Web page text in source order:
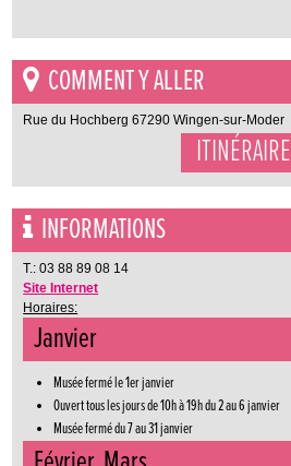
COMMENT Y ALLER
Rue du Hochberg 67290 Wingen-sur-Moder
ITINÉRAIRE
INFORMATIONS
T.: 03 88 89 08 14
Site Internet
Horaires:
Janvier
Musée fermé le 1er janvier
Ouvert tous les jours de 10h à 19h du 2 au 6 janvier
Musée fermé du 7 au 31 janvier